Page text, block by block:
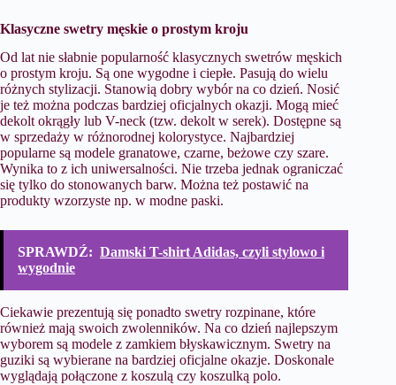
Klasyczne swetry męskie o prostym kroju
Od lat nie słabnie popularność klasycznych swetrów męskich
o prostym kroju. Są one wygodne i ciepłe. Pasują do wielu
różnych stylizacji. Stanowią dobry wybór na co dzień. Nosić
je też można podczas bardziej oficjalnych okazji. Mogą mieć
dekolt okrągły lub V-neck (tzw. dekolt w serek). Dostępne są
w sprzedaży w różnorodnej kolorystyce. Najbardziej
popularne są modele granatowe, czarne, beżowe czy szare.
Wynika to z ich uniwersalności. Nie trzeba jednak ograniczać
się tylko do stonowanych barw. Można też postawić na
produkty wzorzyste np. w modne paski.
SPRAWDŹ: Damski T-shirt Adidas, czyli stylowo i
wygodnie
Ciekawie prezentują się ponadto swetry rozpinane, które
również mają swoich zwolenników. Na co dzień najlepszym
wyborem są modele z zamkiem błyskawicznym. Swetry na
guziki są wybierane na bardziej oficjalne okazje. Doskonale
wyglądają połączone z koszulą czy koszulką polo.